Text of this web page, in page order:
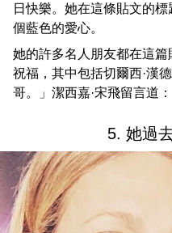
日快樂。她在這條貼文的
個藍色的愛心。
她的許多名人朋友都在這篇
祝福，其中包括切爾西·漢
哥。」潔西嘉·宋飛留言道
5. 她過